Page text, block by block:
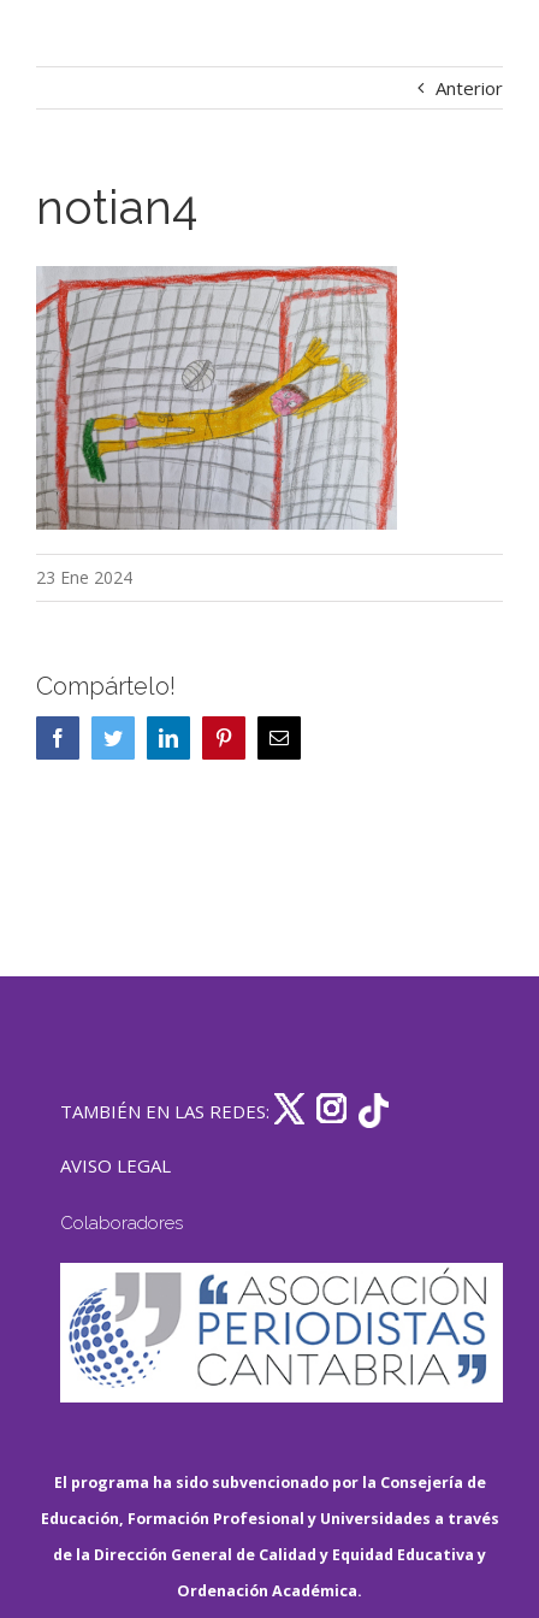
Anterior
notian4
23 Ene 2024
Compártelo!
FacebookTwitterLinkedIn PinterestCorreo
electrónico
TAMBIÉN EN LAS REDES:
AVISO LEGAL
Colaboradores
El programa ha sido subvencionado por la Consejería de
Educación, Formación Profesional y Universidades a través
de la Dirección General de Calidad y Equidad Educativa y
Ordenación Académica.